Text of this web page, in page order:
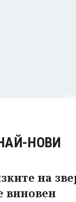
НОВИ
на
виновен